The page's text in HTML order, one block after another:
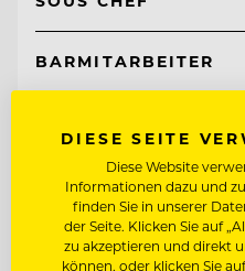
BARMITARBEITER
Entdecke alle Jobs
DIESE SEITE
Diese Website
Informationen dazu und
finden Sie in unserer
der Seite. Klicken Sie auf
zu akzeptieren und direkt
können, oder klicken Sie